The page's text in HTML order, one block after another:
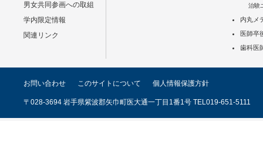
男女共同参画への取組
学内限定情報
関連リンク
治験
内丸メ
医師卒
歯科医
お問い合わせ このサイトについて 個人情報保護方針
〒028-3694 岩手県紫波郡矢巾町医大通一丁目1番1号 TEL019-651-5111